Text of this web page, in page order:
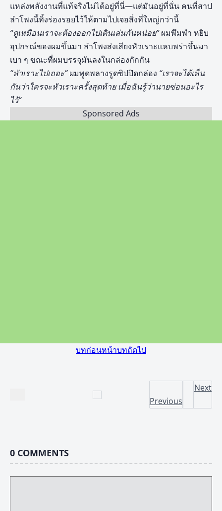
แหล่งพลังงานที่แท้จริงไม่ได้อยู่ที่นี่—แต่มันอยู่ที่นั่น คนที่สาป
ลำโพงนี้ทิ้งร่องรอยไว้ให้ตามไปเจอสิ่งที่ใหญ่กว่านี้
“ดูเหมือนเราจะต้องออกไปเดินเล่นกันหน่อย”ผมพึมพำ หยิบ
อุปกรณ์ของผมขึ้นมา ลำโพงส่งเสียงหัวเราะแหบพร่าขึ้นมา
เบา ๆ ขณะที่ผมบรรจุมันลงในกล่องกักกัน
“หัวเราะไปเถอะ”ผมพูดพลางรูดซิปปิดกล่อง “เราจะได้เห็น
กันว่าใครจะหัวเราะครั้งสุดท้าย เมื่อฉันรู้ว่านายซ่อนอะไร
ไว้”
Sponsored Ads
บทก่อนหน้าบทถัดไป
Previous
Next
0 COMMENTS